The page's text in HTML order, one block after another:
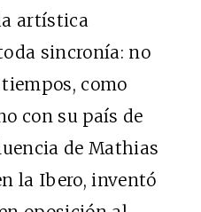
artística
sincronía: no
como
con su país de
de Mathias
la Ibero, inventó